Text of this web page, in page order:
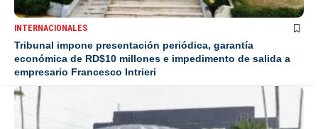
INTERNACIONALES
Tribunal impone presentación periódica, garantía
económica de RD$10 millones e impedimento de salida a
empresario Francesco Intrieri